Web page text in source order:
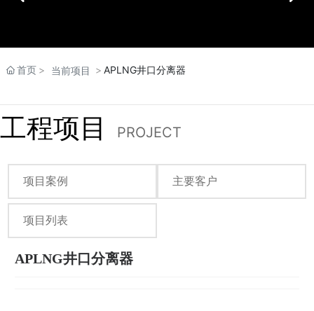
首页 当前项目 APLNG井口分离器
工程项目 PROJECT
项目案例 主要客户
项目列表
APLNG井口分离器